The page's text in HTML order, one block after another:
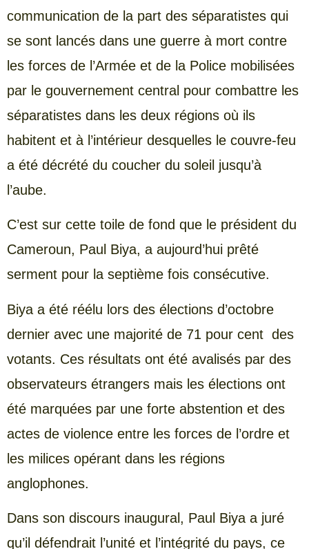
communication de la part des séparatistes qui
se sont lancés dans une guerre à mort contre
les forces de l’Armée et de la Police mobilisées
par le gouvernement central pour combattre les
séparatistes dans les deux régions où ils
habitent et à l’intérieur desquelles le couvre-feu
a été décrété du coucher du soleil jusqu’à
l’aube.
C’est sur cette toile de fond que le président du
Cameroun, Paul Biya, a aujourd’hui prêté
serment pour la septième fois consécutive.
Biya a été réélu lors des élections d’octobre
dernier avec une majorité de 71 pour cent des
votants. Ces résultats ont été avalisés par des
observateurs étrangers mais les élections ont
été marquées par une forte abstention et des
actes de violence entre les forces de l’ordre et
les milices opérant dans les régions
anglophones.
Dans son discours inaugural, Paul Biya a juré
qu’il défendrait l’unité et l’intégrité du pays, ce